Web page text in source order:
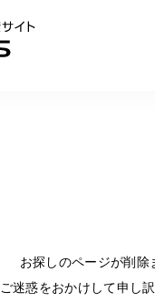
お探しのページが削
ご迷惑をおかけして申し